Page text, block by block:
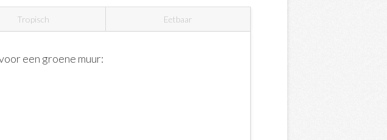
Tropisch Eetbaar
een groene muur: